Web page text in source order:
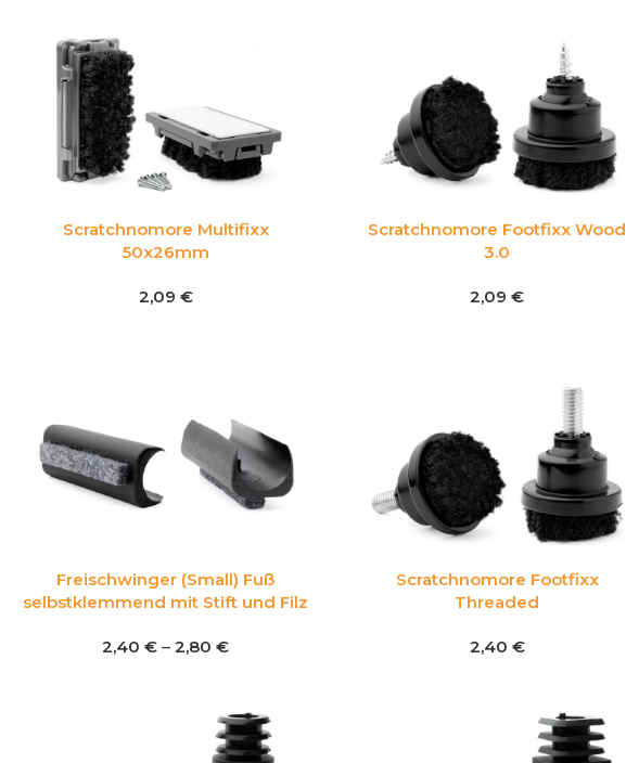
Scratchnomore Multifixx
50x26mm
2,09 €
Scratchnomore Footfixx Wood
3.0
2,09€
Freischwinger (Small) Fuß
selbstklemmend mit Stift und Filz
2,40€ –2,80€
Scratchnomore Footfixx
Threaded
2,40 €